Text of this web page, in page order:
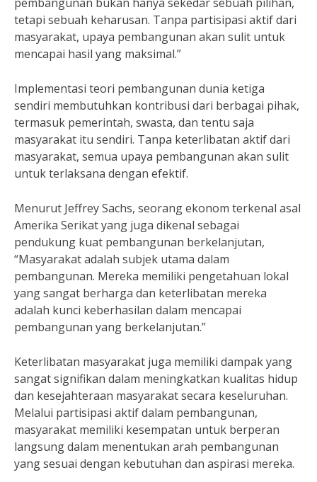
tetapi sebuah keharusan. Tanpa partisipasi aktif dari
masyarakat, upaya pembangunan akan sulit untuk
mencapai hasil yang maksimal.”
Implementasi teori pembangunan dunia ketiga
sendiri membutuhkan kontribusi dari berbagai pihak,
termasuk pemerintah, swasta, dan tentu saja
masyarakat itu sendiri. Tanpa keterlibatan aktif dari
masyarakat, semua upaya pembangunan akan sulit
untuk terlaksana dengan efektif.
Menurut Jeffrey Sachs, seorang ekonom terkenal asal
Amerika Serikat yang juga dikenal sebagai
pendukung kuat pembangunan berkelanjutan,
“Masyarakat adalah subjek utama dalam
pembangunan. Mereka memiliki pengetahuan lokal
yang sangat berharga dan keterlibatan mereka
adalah kunci keberhasilan dalam mencapai
pembangunan yang berkelanjutan.”
Keterlibatan masyarakat juga memiliki dampak yang
sangat signifikan dalam meningkatkan kualitas hidup
dan kesejahteraan masyarakat secara keseluruhan.
Melalui partisipasi aktif dalam pembangunan,
masyarakat memiliki kesempatan untuk berperan
langsung dalam menentukan arah pembangunan
yang sesuai dengan kebutuhan dan aspirasi mereka.